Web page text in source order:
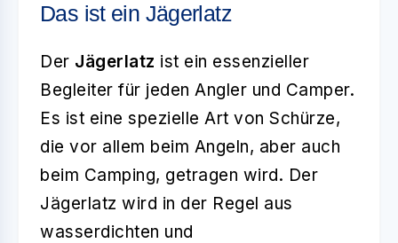
Das ist ein Jägerlatz
Der Jägerlatz ist ein essenzieller
Begleiter für jeden Angler und Camper.
Es ist eine spezielle Art von Schürze,
die vor allem beim Angeln, aber auch
beim Camping, getragen wird. Der
Jägerlatz wird in der Regel aus
wasserdichten und